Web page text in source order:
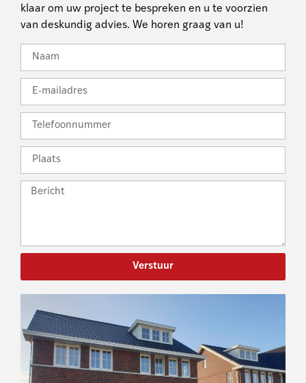
klaar om uw project te bespreken en u te voorzien
van deskundig advies. We horen graag van u!
Verstuur